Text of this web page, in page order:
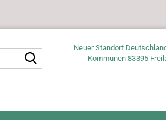
Neuer Standort
Kommunen 83395